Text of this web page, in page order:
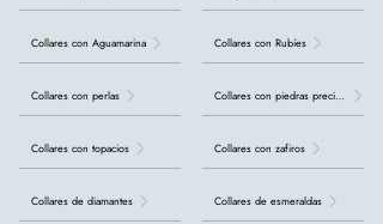
Collares con Aguamarina
Collares con perlas
Collares con topacios
Collares de diamantes
Collares con Rubíes
Collares con piedras preciosas
Collares con zafiros
Collares de esmeraldas